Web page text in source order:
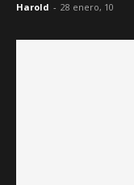
Harold - 28 enero, 10